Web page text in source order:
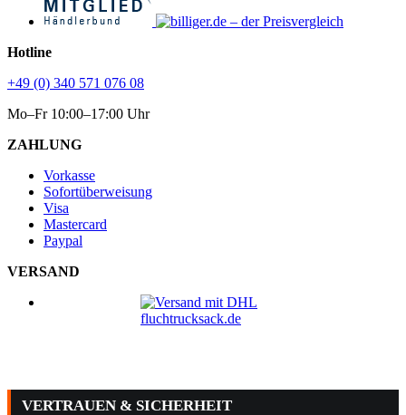
Hotline
+49 (0) 340 571 076 08
Mo–Fr 10:00–17:00 Uhr
ZAHLUNG
Vorkasse
Sofortüberweisung
Visa
Mastercard
Paypal
VERSAND
VERTRAUEN & SICHERHEIT